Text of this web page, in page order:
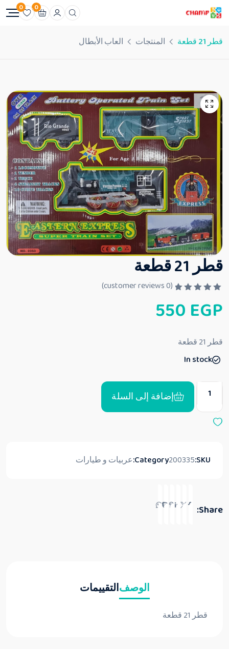
0
0
قطر 21 قطعة المنتجات العاب الأبطال
قطر 21 قطعة
م
ا
ي
م
ن
(
0
550 EGP
قطر 21 قطعة
In stock
إضافة إلى السلة
SKU:
200335
Category: عربيات و طيارات
Share:
الوصفالتقييمات
قطر 21 قطعة